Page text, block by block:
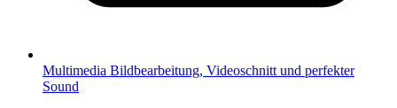
Multimedia Bildbearbeitung, Videoschnitt und perfekter
Sound